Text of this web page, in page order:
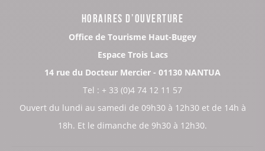
HORAIRES D’OUVERTURE
Office de Tourisme Haut-Bugey
Espace Trois Lacs
14 rue du Docteur Mercier - 01130 NANTUA
Tel : + 33 (0)4 74 12 11 57
Ouvert du lundi au samedi de 09h30 à 12h30 et de 14h à
18h. Et le dimanche de 9h30 à 12h30.